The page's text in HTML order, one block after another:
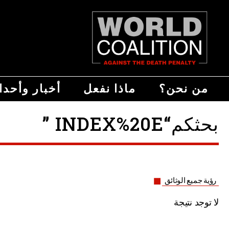
من نحن؟ ماذا نفعل أخبار
بحثكم“INDEX%20E ”
رؤية جميع الوثائق
لا توجد نتيجة